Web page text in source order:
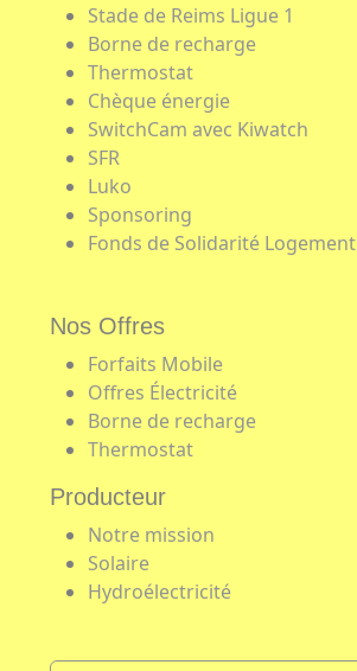
Stade de Reims Ligue 1
Borne de recharge
Thermostat
Chèque énergie
SwitchCam avec Kiwatch
SFR
Luko
Sponsoring
Fonds de Solidarité Logement
Nos Offres
Forfaits Mobile
Offres Électricité
Borne de recharge
Thermostat
Producteur
Notre mission
Solaire
Hydroélectricité